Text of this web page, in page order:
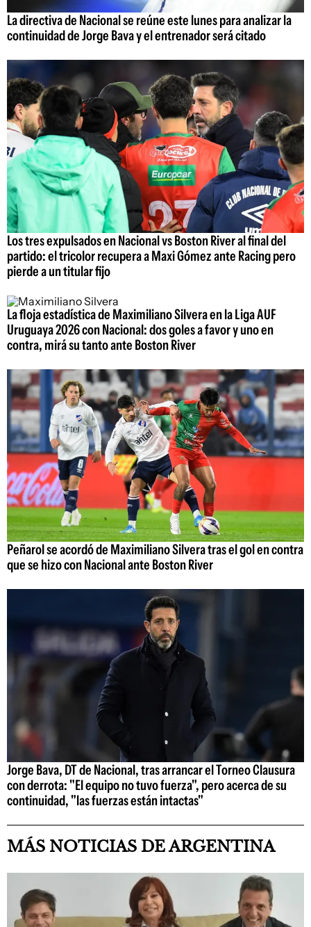
La directiva de Nacional se reúne este lunes para analizar la
continuidad de Jorge Bava y el entrenador será citado
Los tres expulsados en Nacional vs Boston River al final del
partido: el tricolor recupera a Maxi Gómez ante Racing pero
pierde a un titular fijo
La floja estadística de Maximiliano Silvera en la Liga AUF
Uruguaya 2026 con Nacional: dos goles a favor y uno en
contra, mirá su tanto ante Boston River
Peñarol se acordó de Maximiliano Silvera tras el gol en contra
que se hizo con Nacional ante Boston River
Jorge Bava, DT de Nacional, tras arrancar el Torneo Clausura
con derrota: "El equipo no tuvo fuerza", pero acerca de su
continuidad, "las fuerzas están intactas"
MÁS NOTICIAS DE ARGENTINA